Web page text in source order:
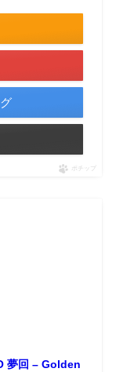
ポチップ
夢回 – Golden